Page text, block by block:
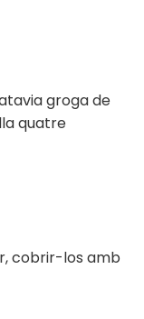
groga de
quatre
cobrir-los amb